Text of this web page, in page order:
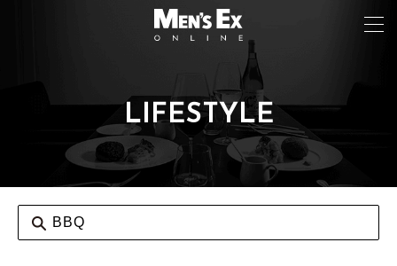
LIFESTYLE
FASHION
CAR&BIKE